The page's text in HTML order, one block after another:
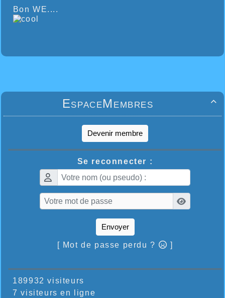
Bon WE....

EspaceMembres
Devenir membre
Se reconnecter :
Envoyer
[ Mot de passe perdu ? ]
189932 visiteurs
7 visiteurs en ligne